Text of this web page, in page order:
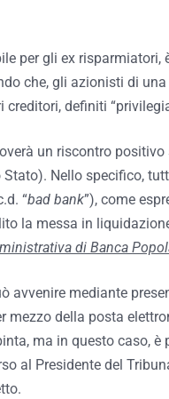
per gli ex risparmiatori,
che, gli azionisti di
definiti
un riscontro
Nello specifico,
“bad bank”), come
la messa in
di Banca
avvenire mediante
mezzo della posta
ma in questo caso,
al Presidente del